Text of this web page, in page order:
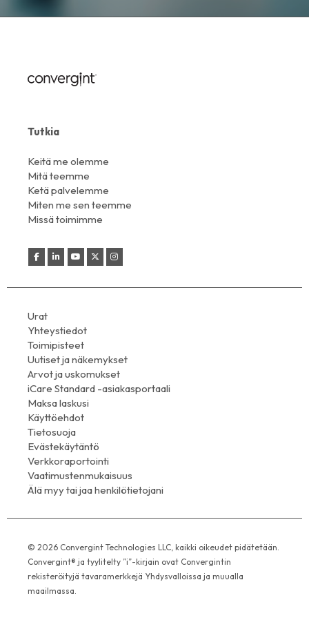
Tutkia
Keitä me olemme
Mitä teemme
Ketä palvelemme
Miten me sen teemme
Missä toimimme
Urat
Yhteystiedot
Toimipisteet
Uutiset ja näkemykset
Arvot ja uskomukset
iCare Standard -asiakasportaali
Maksa laskusi
Käyttöehdot
Tietosuoja
Evästekäytäntö
Verkkoraportointi
Vaatimustenmukaisuus
Älä myy tai jaa henkilötietojani
© 2026 Convergint Technologies LLC, kaikki oikeudet pidätetään.
Convergint® ja tyylitelty ”i”-kirjain ovat Convergintin
rekisteröityjä tavaramerkkejä Yhdysvalloissa ja muualla
maailmassa.